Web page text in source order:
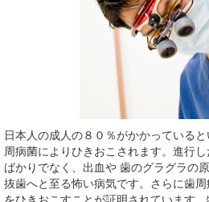
日本人の成人の８０％がかかっている
周病菌によりひきおこされます。進行
ばかりでなく、出血や 歯のグラグラの
抜歯へと至る怖い病気です。さらに歯